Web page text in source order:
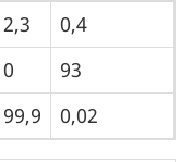
2,3
0,4
0
93
99,9 0,02